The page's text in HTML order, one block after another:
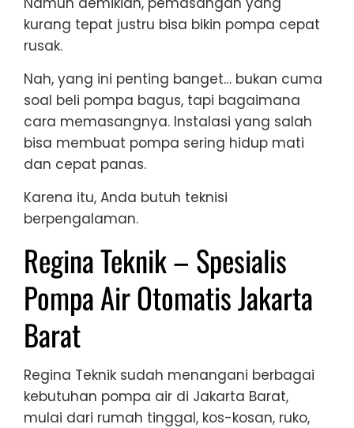
kurang tepat justru bisa bikin pompa cepat
rusak.
Nah, yang ini penting banget… bukan cuma
soal beli pompa bagus, tapi bagaimana
cara memasangnya. Instalasi yang salah
bisa membuat pompa sering hidup mati
dan cepat panas.
Karena itu, Anda butuh teknisi
berpengalaman.
Regina Teknik – Spesialis
Pompa Air Otomatis Jakarta
Barat
Regina Teknik sudah menangani berbagai
kebutuhan pompa air di Jakarta Barat,
mulai dari rumah tinggal, kos-kosan, ruko,